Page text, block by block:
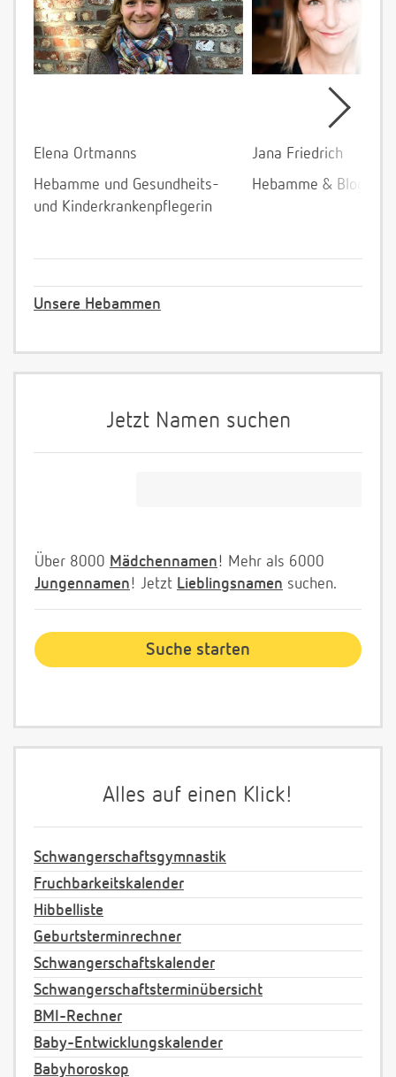
Elena Ortmanns
Hebamme und Gesundheits-
und Kinderkrankenpflegerin
Jana Friedrich
Hebamme &
Unsere Hebammen
Jetzt Namen suchen
Über 8000 Mädchennamen! Mehr als 6000
Jungennamen! Jetzt Lieblingsnamen suchen.
Alles auf einen Klick!
Schwangerschaftsgymnastik
Fruchbarkeitskalender
Hibbelliste
Geburtsterminrechner
Schwangerschaftskalender
Schwangerschaftsterminübersicht
BMI-Rechner
Baby-Entwicklungskalender
Babyhoroskop